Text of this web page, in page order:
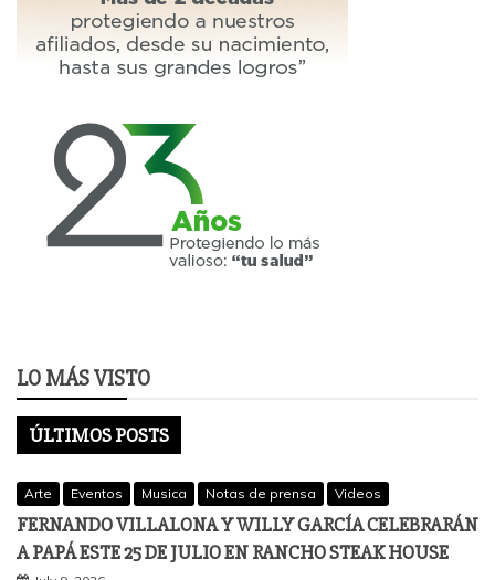
LO MÁS VISTO
ÚLTIMOS POSTS
Arte Eventos Musica Notas de prensa Videos
FERNANDO VILLALONA Y WILLY GARCÍA CELEBRARÁN
A PAPÁ ESTE 25 DE JULIO EN RANCHO STEAK HOUSE